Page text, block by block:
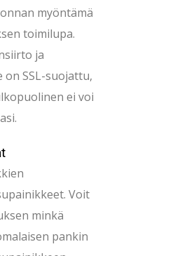
myöntämä
toimilupa.
ja
on SSL-suojattu,
ei voi
Voit
minkä
pankin